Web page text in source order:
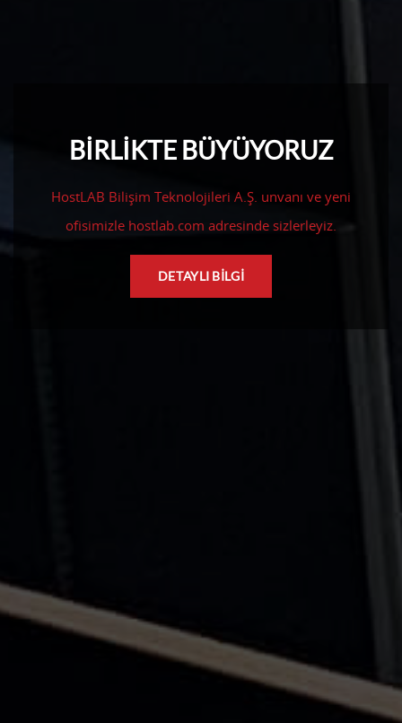
BİRLİKTE BÜYÜYORUZ
HostLAB Bilişim Teknolojileri A.Ş. unvanı ve yeni
ofisimizle hostlab.com adresinde sizlerleyiz.
DETAYLI BİLGİ